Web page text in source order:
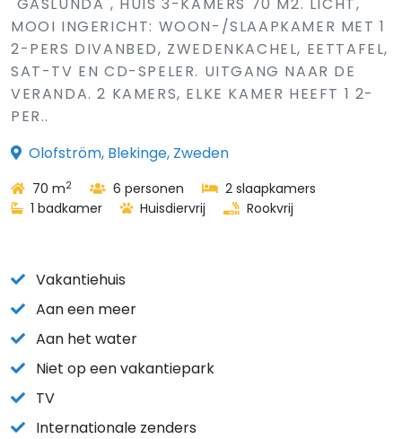
MOOI INGERICHT: WOON-/SLAAPKAMER MET 1
2-PERS DIVANBED, ZWEDENKACHEL, EETTAFEL,
SAT-TV EN CD-SPELER. UITGANG NAAR DE
VERANDA. 2 KAMERS, ELKE KAMER HEEFT 1 2-
PER..
Olofström, Blekinge, Zweden
70 m2 6 personen
2 slaapkamers
1 badkamer
Huisdiervrij Rookvrij
Vakantiehuis
Aan een meer
Aan het water
Niet op een vakantiepark
TV
Internationale zenders